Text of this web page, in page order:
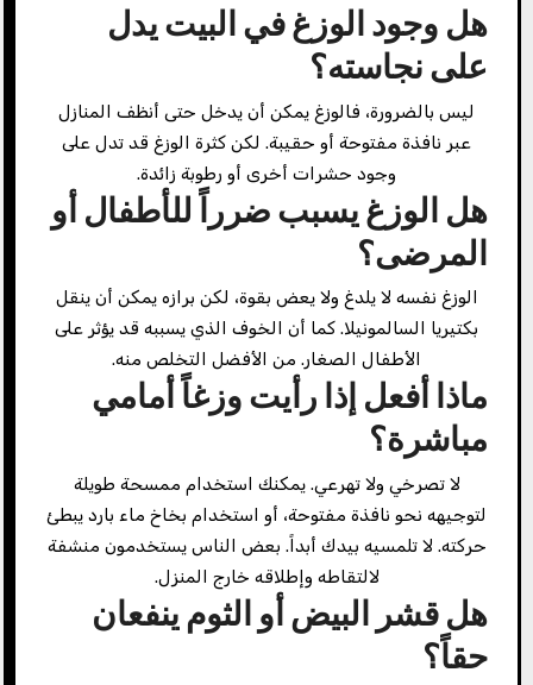
هل وجود الوزغ في البيت يدل
على نجاسته؟
ليس بالضرورة، فالوزغ يمكن أن يدخل حتى أنظف المنازل
عبر نافذة مفتوحة أو حقيبة. لكن كثرة الوزغ قد تدل على
وجود حشرات أخرى أو رطوبة زائدة.
هل الوزغ يسبب ضرراً للأطفال أو
المرضى؟
الوزغ نفسه لا يلدغ ولا يعض بقوة، لكن برازه يمكن أن ينقل
بكتيريا السالمونيلا. كما أن الخوف الذي يسببه قد يؤثر على
الأطفال الصغار. من الأفضل التخلص منه.
ماذا أفعل إذا رأيت وزغاً أمامي
مباشرة؟
لا تصرخي ولا تهرعي. يمكنك استخدام ممسحة طويلة
لتوجيهه نحو نافذة مفتوحة، أو استخدام بخاخ ماء بارد يبطئ
حركته. لا تلمسيه بيدك أبداً. بعض الناس يستخدمون منشفة
لالتقاطه وإطلاقه خارج المنزل.
هل قشر البيض أو الثوم ينفعان
حقاً؟